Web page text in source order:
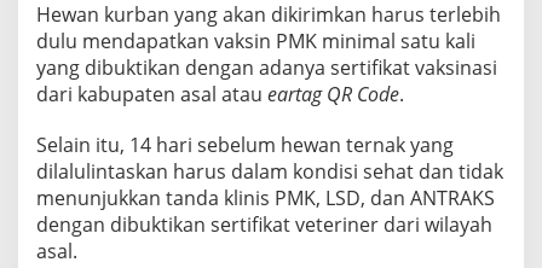
E
K
O
R
Hewan kurban yang akan dikirimkan harus terlebih
dulu mendapatkan vaksin PMK minimal satu kali
yang dibuktikan dengan adanya sertifikat vaksinasi
dari kabupaten asal atau eartag QR Code.
Selain itu, 14 hari sebelum hewan ternak yang
dilalulintaskan harus dalam kondisi sehat dan tidak
menunjukkan tanda klinis PMK, LSD, dan ANTRAKS
dengan dibuktikan sertifikat veteriner dari wilayah
asal.